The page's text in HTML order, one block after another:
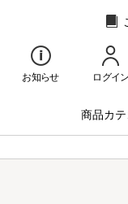
お知らせ ログイン
商品カ